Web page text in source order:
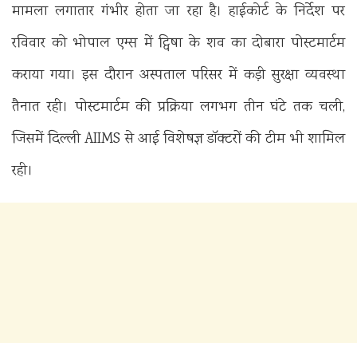
मामला लगातार गंभीर होता जा रहा है। हाईकोर्ट के निर्देश पर
रविवार को भोपाल एम्स में ट्विषा के शव का दोबारा पोस्टमार्टम
कराया गया। इस दौरान अस्पताल परिसर में कड़ी सुरक्षा व्यवस्था
तैनात रही। पोस्टमार्टम की प्रक्रिया लगभग तीन घंटे तक चली,
जिसमें दिल्ली AIIMS से आई विशेषज्ञ डॉक्टरों की टीम भी शामिल
रही।